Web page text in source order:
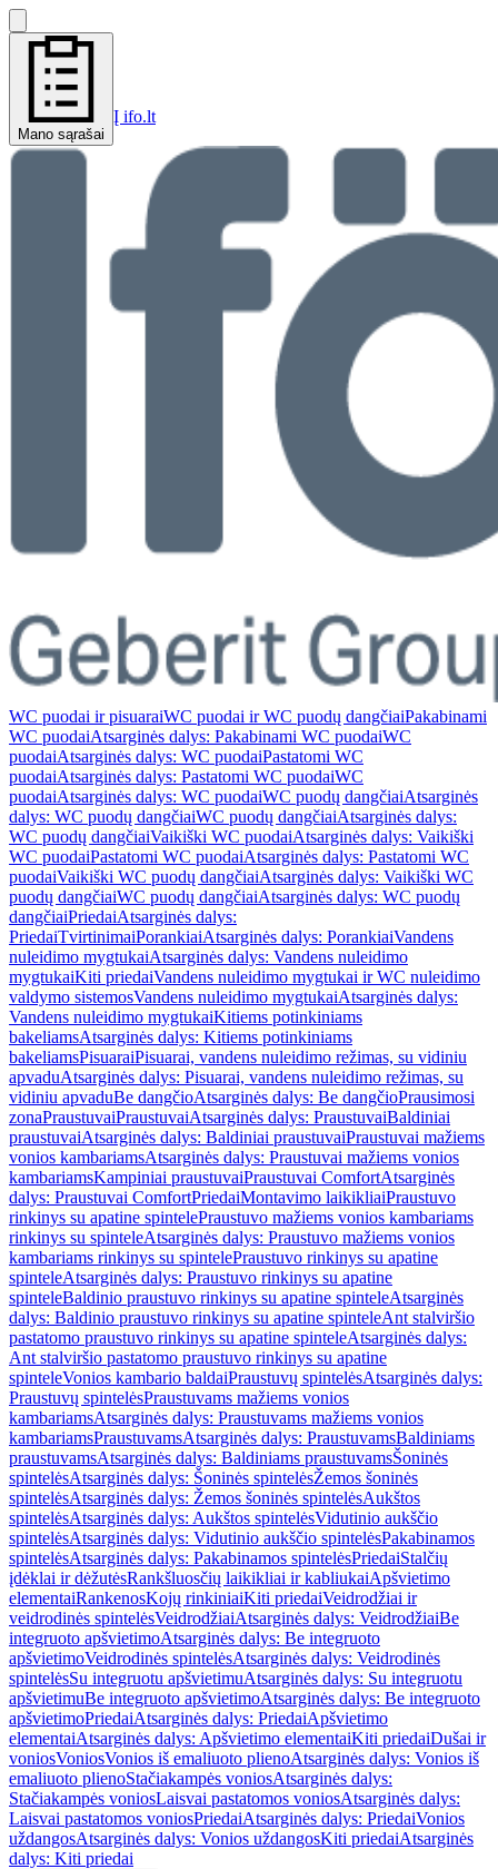
Mano sąrašai
Į ifo.lt
WC puodai ir pisuaraiWC puodai ir WC puodų dangčiaiPakabinami
WC puodaiAtsarginės dalys: Pakabinami WC puodaiWC
puodaiAtsarginės dalys: WC puodaiPastatomi WC
puodaiAtsarginės dalys: Pastatomi WC puodaiWC
puodaiAtsarginės dalys: WC puodaiWC puodų dangčiaiAtsarginės
dalys: WC puodų dangčiaiWC puodų dangčiaiAtsarginės dalys:
WC puodų dangčiaiVaikiški WC puodaiAtsarginės dalys: Vaikiški
WC puodaiPastatomi WC puodaiAtsarginės dalys: Pastatomi WC
puodaiVaikiški WC puodų dangčiaiAtsarginės dalys: Vaikiški WC
puodų dangčiaiWC puodų dangčiaiAtsarginės dalys: WC puodų
dangčiaiPriedaiAtsarginės dalys:
PriedaiTvirtinimaiPorankiaiAtsarginės dalys: PorankiaiVandens
nuleidimo mygtukaiAtsarginės dalys: Vandens nuleidimo
mygtukaiKiti priedaiVandens nuleidimo mygtukai ir WC nuleidimo
valdymo sistemosVandens nuleidimo mygtukaiAtsarginės dalys:
Vandens nuleidimo mygtukaiKitiems potinkiniams
bakeliamsAtsarginės dalys: Kitiems potinkiniams
bakeliamsPisuaraiPisuarai, vandens nuleidimo režimas, su vidiniu
apvaduAtsarginės dalys: Pisuarai, vandens nuleidimo režimas, su
vidiniu apvaduBe dangčioAtsarginės dalys: Be dangčioPrausimosi
zonaPraustuvaiPraustuvaiAtsarginės dalys: PraustuvaiBaldiniai
praustuvaiAtsarginės dalys: Baldiniai praustuvaiPraustuvai mažiems
vonios kambariamsAtsarginės dalys: Praustuvai mažiems vonios
kambariamsKampiniai praustuvaiPraustuvai ComfortAtsarginės
dalys: Praustuvai ComfortPriedaiMontavimo laikikliaiPraustuvo
rinkinys su apatine spintelePraustuvo mažiems vonios kambariams
rinkinys su spinteleAtsarginės dalys: Praustuvo mažiems vonios
kambariams rinkinys su spintelePraustuvo rinkinys su apatine
spinteleAtsarginės dalys: Praustuvo rinkinys su apatine
spinteleBaldinio praustuvo rinkinys su apatine spinteleAtsarginės
dalys: Baldinio praustuvo rinkinys su apatine spinteleAnt stalviršio
pastatomo praustuvo rinkinys su apatine spinteleAtsarginės dalys:
Ant stalviršio pastatomo praustuvo rinkinys su apatine
spinteleVonios kambario baldaiPraustuvų spintelėsAtsarginės dalys:
Praustuvų spintelėsPraustuvams mažiems vonios
kambariamsAtsarginės dalys: Praustuvams mažiems vonios
kambariamsPraustuvamsAtsarginės dalys: PraustuvamsBaldiniams
praustuvamsAtsarginės dalys: Baldiniams praustuvamsŠoninės
spintelėsAtsarginės dalys: Šoninės spintelėsŽemos šoninės
spintelėsAtsarginės dalys: Žemos šoninės spintelėsAukštos
spintelėsAtsarginės dalys: Aukštos spintelėsVidutinio aukščio
spintelėsAtsarginės dalys: Vidutinio aukščio spintelėsPakabinamos
spintelėsAtsarginės dalys: Pakabinamos spintelėsPriedaiStalčių
įdėklai ir dėžutėsRankšluosčių laikikliai ir kabliukaiApšvietimo
elementaiRankenosKojų rinkiniaiKiti priedaiVeidrodžiai ir
veidrodinės spintelėsVeidrodžiaiAtsarginės dalys: VeidrodžiaiBe
integruoto apšvietimoAtsarginės dalys: Be integruoto
apšvietimoVeidrodinės spintelėsAtsarginės dalys: Veidrodinės
spintelėsSu integruotu apšvietimuAtsarginės dalys: Su integruotu
apšvietimuBe integruoto apšvietimoAtsarginės dalys: Be integruoto
apšvietimoPriedaiAtsarginės dalys: PriedaiApšvietimo
elementaiAtsarginės dalys: Apšvietimo elementaiKiti priedaiDušai ir
voniosVoniosVonios iš emaliuoto plienoAtsarginės dalys: Vonios iš
emaliuoto plienoStačiakampės voniosAtsarginės dalys:
Stačiakampės voniosLaisvai pastatomos voniosAtsarginės dalys:
Laisvai pastatomos voniosPriedaiAtsarginės dalys: PriedaiVonios
uždangosAtsarginės dalys: Vonios uždangosKiti priedaiAtsarginės
dalys: Kiti priedai